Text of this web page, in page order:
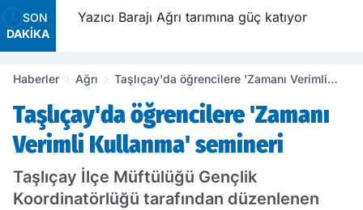
SON
DAKİKA
Yazıcı Barajı Ağrı tarımına güç katıyor
Haberler Ağrı
Taşlıçay'da öğrencilere 'Zamanı Verimli
Taşlıçay'da öğrencilere 'Zamanı
Verimli Kullanma' semineri
Taşlıçay İlçe Müftülüğü Gençlik
Koordinatörlüğü tarafından düzenlenen